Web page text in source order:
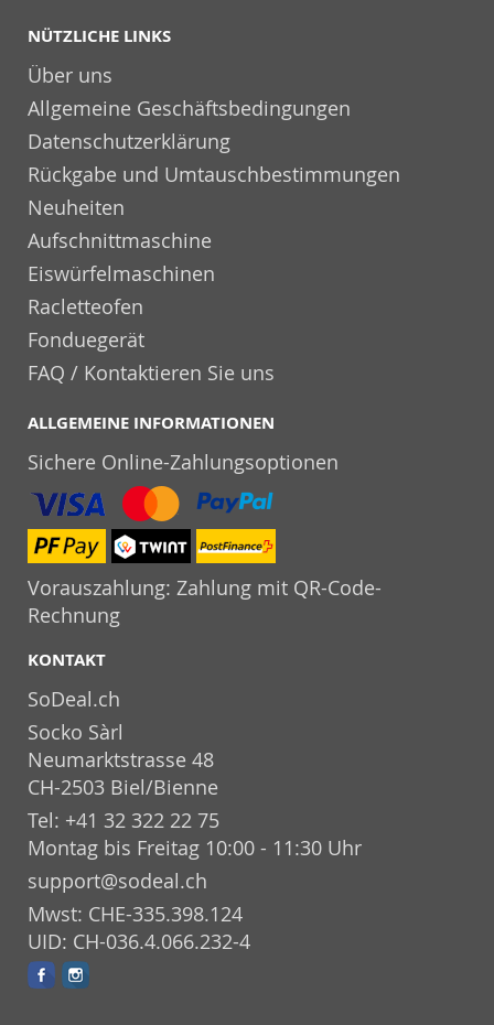
NÜTZLICHE LINKS
Über uns
Allgemeine Geschäftsbedingungen
Datenschutzerklärung
Rückgabe und Umtauschbestimmungen
Neuheiten
Aufschnittmaschine
Eiswürfelmaschinen
Racletteofen
Fonduegerät
FAQ / Kontaktieren Sie uns
ALLGEMEINE INFORMATIONEN
Sichere Online-Zahlungsoptionen
Vorauszahlung: Zahlung mit QR-Code-
Rechnung
KONTAKT
SoDeal.ch
Socko Sàrl
Neumarktstrasse 48
CH-2503 Biel/Bienne
Tel: +41 32 322 22 75
Montag bis Freitag 10:00 - 11:30 Uhr
support@sodeal.ch
Mwst: CHE-335.398.124
UID: CH-036.4.066.232-4